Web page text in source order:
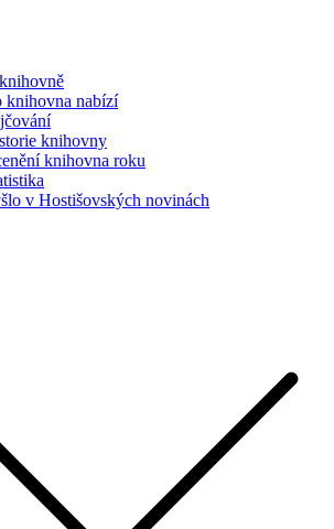
knihovna nabízí
knihovny
knihovna roku
v Hostišovských novinách